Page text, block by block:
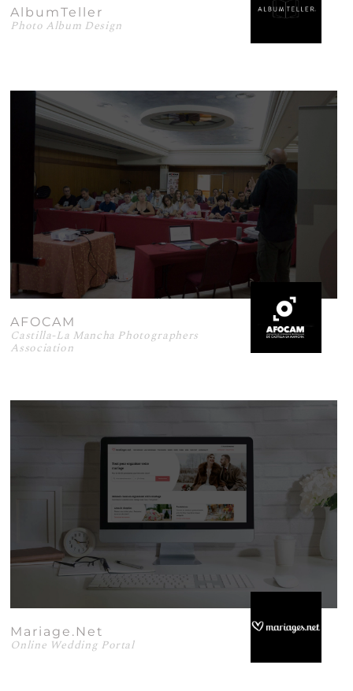
AlbumTeller
Photo Album Design
AFOCAM
Castilla-La Mancha Photographers
Association
Mariage.net
Online Wedding Portal